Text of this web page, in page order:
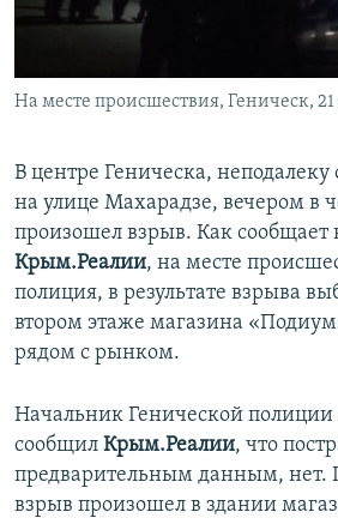
ПОБЕДИТЕЛЕЙ НЕ СУДЯТ?
ELIFBE
ПРИСОЕДИНЯЙТЕСЬ!
Все сайты RFE/RL
На месте происшествия, Геническ, 21
В центре Геническа, неподалеку
на улице Махарадзе, вечером в
произошел взрыв. Как сообщает
Крым.Реалии, на месте
полиция, в результате взрыва
втором этаже магазина
рядом с рынком.
Начальник Генической
сообщил Крым.Реалии, что
предварительным данным, нет.
взрыв произошел в здании